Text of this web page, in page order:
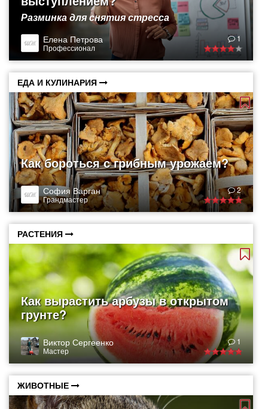
Разминка для снятия стресса
Елена Петрова
Профессионал
1
ЕДА И КУЛИНАРИЯ
Как бороться с грибным урожаем?
София Варган
Грандмастер
2
РАСТЕНИЯ
Как вырастить арбузы в открытом
грунте?
Виктор Сергеенко
Мастер
1
ЖИВОТНЫЕ